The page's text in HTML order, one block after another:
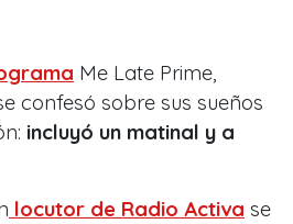
Me Late Prime,
confesó sobre sus sueños
incluyó un matinal y a
locutor de Radio Activa se